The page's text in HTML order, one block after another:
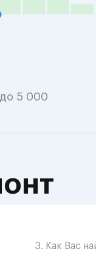
до 5 000
3. Как Вас